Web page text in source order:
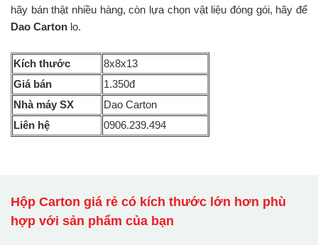
hãy bán thật nhiều hàng, còn lựa chọn vật liệu đóng gói, hãy để
Dao Carton lo.
Kích thước
8x8x13
Giá bán
1.350đ
Nhà máy SX
Dao Carton
Liên hệ
0906.239.494
Hộp Carton giá rẻ có kích thước lớn hơn phù
hợp với sản phẩm của bạn